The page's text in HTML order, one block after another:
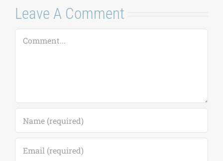
Leave A Comment
Comment